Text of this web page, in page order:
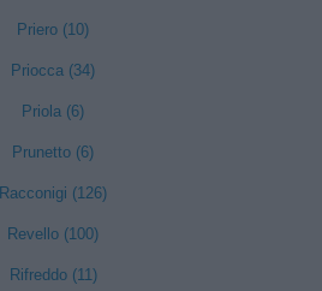
Priero (10)
Priocca (34)
Priola (6)
Prunetto (6)
Racconigi (126)
Revello (100)
Rifreddo (11)